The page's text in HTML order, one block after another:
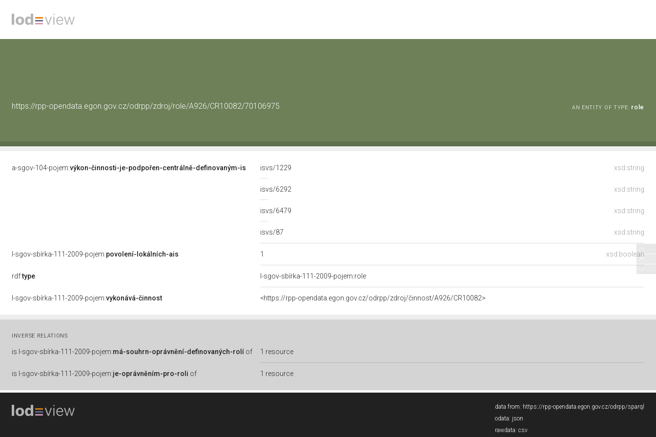
https://rpp-opendata.egon.gov.cz/odrpp/zdroj/role/A926/CR10082/70106975 AN ENTITY OF TYPE: role
a-sgov-104-pojem:výkon-činnosti-je-podpořen-centrálně-definovaným-is xsd:string
isvs/1229
xsd:string
isvs/6292
xsd:string
isvs/6479
xsd:string
isvs/87
l-sgov-sbírka-111-2009-pojem:povolení-lokálních-ais xsd:boolean
1
rdf:type l-sgov-sbírka-111-2009-pojem:role
l-sgov-sbírka-111-2009-pojem:vykonává-činnost <https://rpp-opendata.egon.gov.cz/odrpp/zdroj/činnost/A926/CR10082>
INVERSE RELATIONS
is l-sgov-sbírka-111-2009-pojem:má-souhrn-oprávnění-definovaných-rolí of 1 resource
is l-sgov-sbírka-111-2009-pojem:je-oprávněním-pro-roli of 1 resource
data from: https://rpp-opendata.egon.gov.cz/odrpp/sparql
odata: json
rawdata: csv